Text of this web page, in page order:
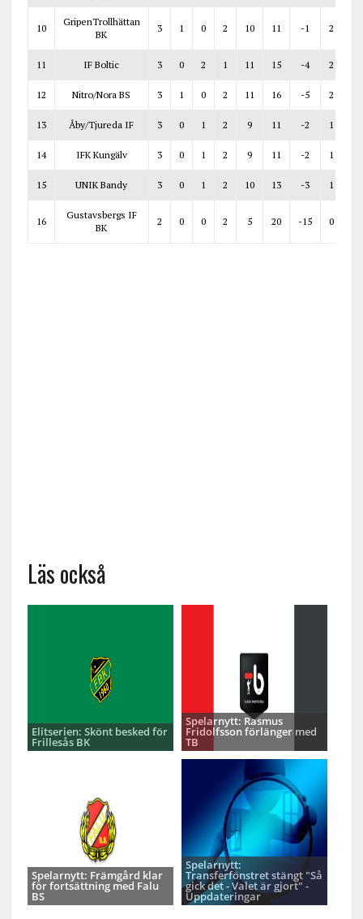
10
GripenTrollhättan
BK
3 1 0 2 10 11 -1 2
11 IF Boltic 3 0 2 1 11 15 -4 2
12 Nitro/Nora BS 3 1 0 2 11 16 -5 2
13 Åby/Tjureda IF 3 0 1 2 9 11 -2 1
14 IFK Kungälv 3 0 1 2 9 11 -2 1
15 UNIK Bandy 3 0 1 2 10 13 -3 1
16
Gustavsbergs IF
BK
2 0 0 2 5 20 -15 0
Läs också
Elitserien: Skönt besked för
Frillesås BK
Spelarnytt: Rasmus
Fridolfsson förlänger med
TB
Spelarnytt: Främgård klar
för fortsättning med Falu
BS
Spelarnytt:
Transferfönstret stängt "Så
gick det - Valet är gjort" -
Uppdateringar